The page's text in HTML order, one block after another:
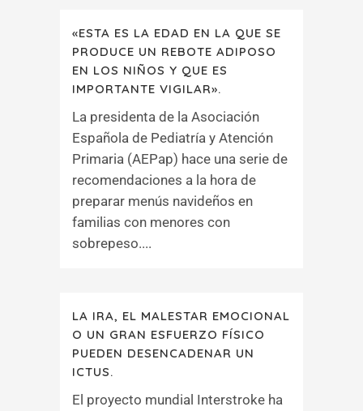
«ESTA ES LA EDAD EN LA QUE SE
PRODUCE UN REBOTE ADIPOSO
EN LOS NIÑOS Y QUE ES
IMPORTANTE VIGILAR».
La presidenta de la Asociación
Española de Pediatría y Atención
Primaria (AEPap) hace una serie de
recomendaciones a la hora de
preparar menús navideños en
familias con menores con
sobrepeso....
LA IRA, EL MALESTAR EMOCIONAL
O UN GRAN ESFUERZO FÍSICO
PUEDEN DESENCADENAR UN
ICTUS.
El proyecto mundial Interstroke ha